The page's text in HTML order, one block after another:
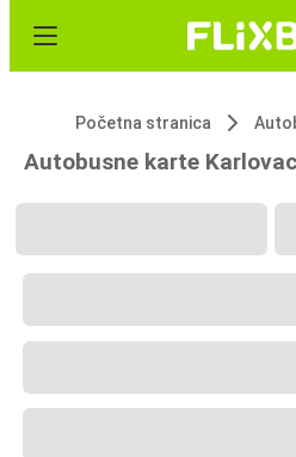
Početna stranica
Autobusne karte